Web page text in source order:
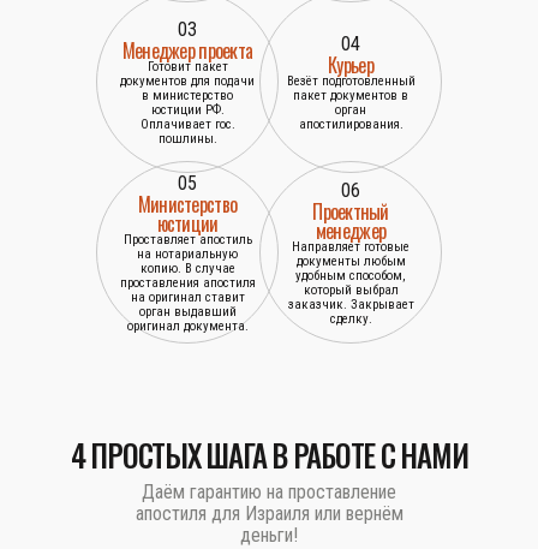
03
Менеджер проекта
Готовит пакет
документов для подачи
в министерство
юстиции РФ.
Оплачивает гос.
пошлины.
04
Курьер
Везёт подготовленный
пакет документов в
орган
апостилирования.
05
Министерство
юстиции
Проставляет апостиль
на нотариальную
копию. В случае
проставления апостиля
на оригинал ставит
орган выдавший
оригинал документа.
06
Проектный
менеджер
Направляет готовые
документы любым
удобным способом,
который выбрал
заказчик. Закрывает
сделку.
4 ПРОСТЫХ ШАГА В РАБОТЕ С НАМИ
Даём гарантию на проставление
апостиля для Израиля или вернём
деньги!